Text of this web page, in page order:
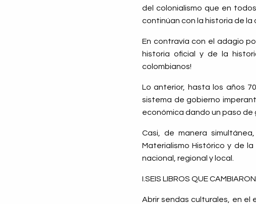
del colonialismo que en
continúan con la historia de la
En contravía con el adagio
historia oficial y de la
colombianos!
Lo anterior, hasta los años
sistema de gobierno
económica dando un paso de
Casi, de manera
Materialismo Histórico y de
nacional, regional y local.
I.SEIS LIBROS QUE
Abrir sendas culturales, en el